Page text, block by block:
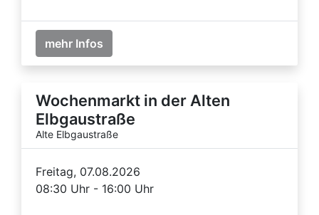
mehr Infos
Wochenmarkt in der Alten
Elbgaustraße
Alte Elbgaustraße
Freitag, 07.08.2026
08:30 Uhr - 16:00 Uhr